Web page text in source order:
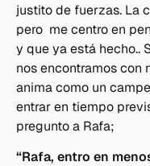
justito de fuerzas. La
pero me centro en
y que ya está hecho..
nos encontramos con
anima como un
entrar en tiempo
pregunto a Rafa;
“Rafa, entro en